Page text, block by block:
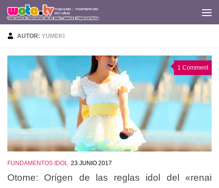
Saltar al contenido
AUTOR:YUMEKI
1 Comment
FUNDAMENTOS IDOL 23 JUNIO 2017
Otome: Orígen de las reglas idol del «renai